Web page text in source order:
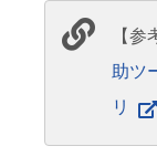
【参
助ツ
リ